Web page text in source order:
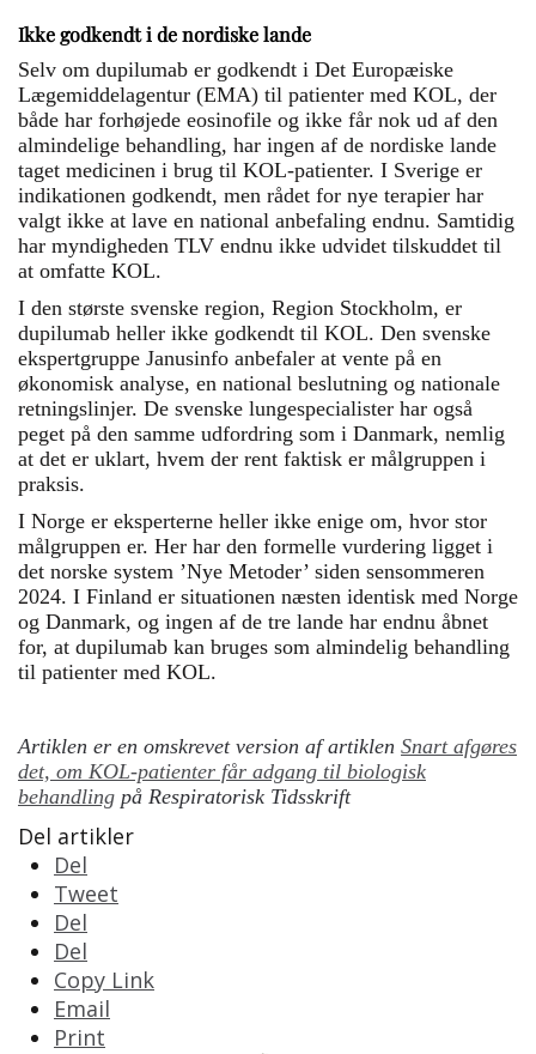
Ikke godkendt i de nordiske lande
Selv om dupilumab er godkendt i Det Europæiske
Lægemiddelagentur (EMA) til patienter med KOL, der
både har forhøjede eosinofile og ikke får nok ud af den
almindelige behandling, har ingen af de nordiske lande
taget medicinen i brug til KOL-patienter. I Sverige er
indikationen godkendt, men rådet for nye terapier har
valgt ikke at lave en national anbefaling endnu. Samtidig
har myndigheden TLV endnu ikke udvidet tilskuddet til
at omfatte KOL.
I den største svenske region, Region Stockholm, er
dupilumab heller ikke godkendt til KOL. Den svenske
ekspertgruppe Janusinfo anbefaler at vente på en
økonomisk analyse, en national beslutning og nationale
retningslinjer. De svenske lungespecialister har også
peget på den samme udfordring som i Danmark, nemlig
at det er uklart, hvem der rent faktisk er målgruppen i
praksis.
I Norge er eksperterne heller ikke enige om, hvor stor
målgruppen er. Her har den formelle vurdering ligget i
det norske system ’Nye Metoder’ siden sensommeren
2024. I Finland er situationen næsten identisk med Norge
og Danmark, og ingen af de tre lande har endnu åbnet
for, at dupilumab kan bruges som almindelig behandling
til patienter med KOL.
Artiklen er en omskrevet version af artiklen Snart afgøres
det, om KOL-patienter får adgang til biologisk
behandling på Respiratorisk Tidsskrift
Del artikler
Del
Tweet
Del
Del
Copy Link
Email
Print